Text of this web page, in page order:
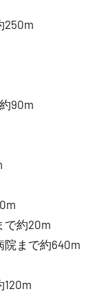
250m
90m
で約20m
院まで約640m